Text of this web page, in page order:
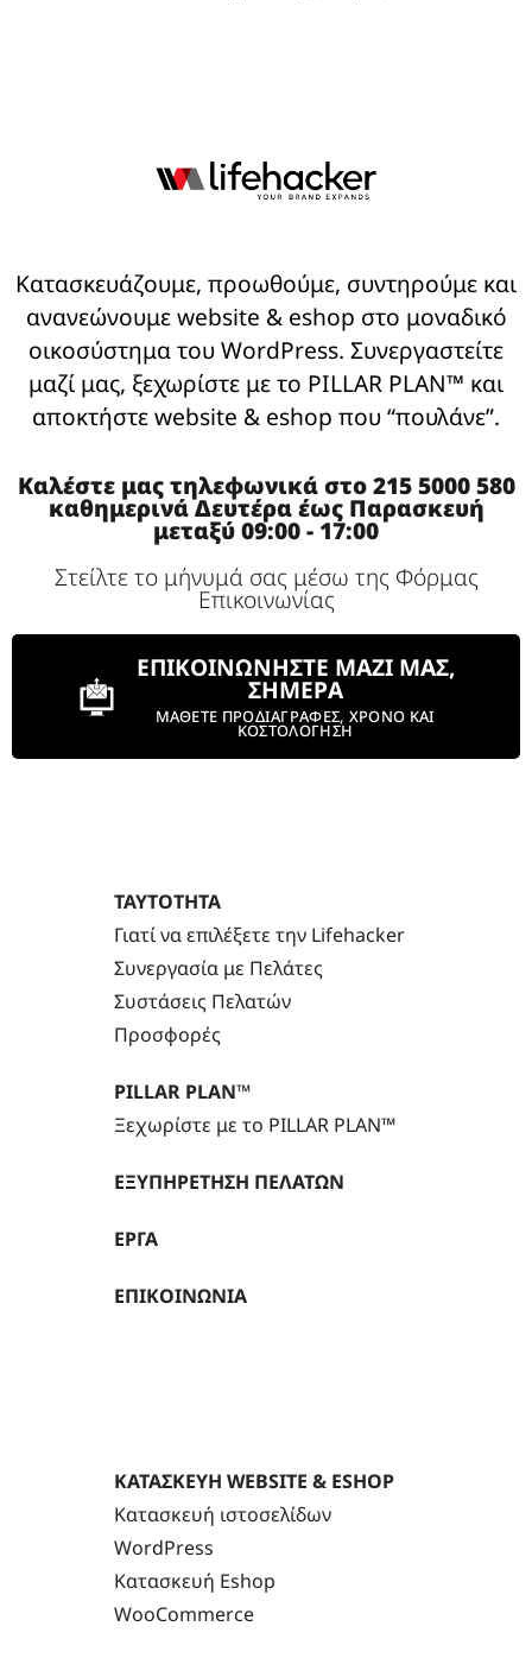
Κατασκευάζουμε, προωθούμε, συντηρούμε και
ανανεώνουμε website & eshop στο μοναδικό
οικοσύστημα του WordPress. Συνεργαστείτε
μαζί μας, ξεχωρίστε με το PILLAR PLAN™ και
αποκτήστε website & eshop που “πουλάνε”.
Καλέστε μας τηλεφωνικά στο 215 5000 580
καθημερινά Δευτέρα έως Παρασκευή
μεταξύ 09:00 - 17:00
Στείλτε το μήνυμά σας μέσω της Φόρμας
Επικοινωνίας
ΕΠΙΚΟΙΝΩΝΗΣΤΕ ΜΑΖΙ ΜΑΣ,
ΣΗΜΕΡΑ
ΜΑΘΕΤΕ ΠΡΟΔΙΑΓΡΑΦΕΣ, ΧΡΟΝΟ ΚΑΙ
ΚΟΣΤΟΛΟΓΗΣΗ
ΤΑΥΤΟΤΗΤΑ
Γιατί να επιλέξετε την Lifehacker
Συνεργασία με Πελάτες
Συστάσεις Πελατών
Προσφορές
PILLAR PLAN™
Ξεχωρίστε με το PILLAR PLAN™
ΕΞΥΠΗΡΕΤΗΣΗ ΠΕΛΑΤΩΝ
ΕΡΓΑ
ΕΠΙΚΟΙΝΩΝΙΑ
ΚΑΤΑΣΚΕΥΗ WEBSITE & ESHOP
Κατασκευή ιστοσελίδων
WordPress
Κατασκευή Eshop
WooCommerce